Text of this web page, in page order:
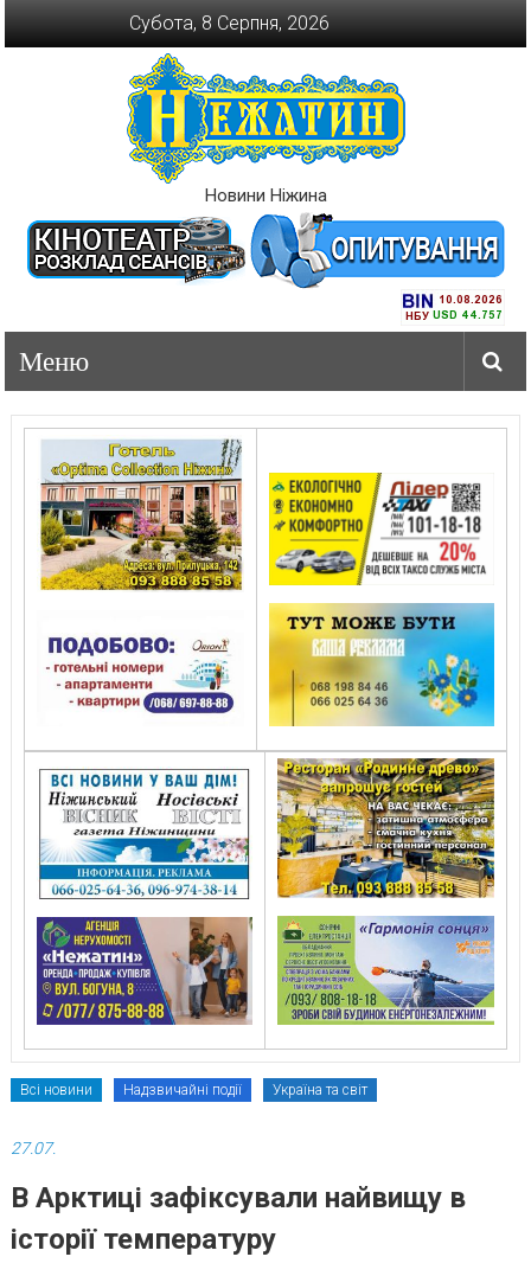
Субота, 8 Серпня, 2026
Новини Ніжина
Всі новини Надзвичайні події Україна та світ
27.07.
В Арктиці зафіксували найвищу в
історії температуру